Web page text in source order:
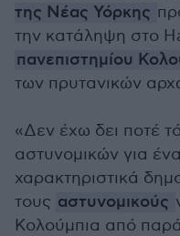
της Νέας Υόρκης
την κατάληψη στο
πανεπιστημίου
των πρυτανικών
«Δεν έχω δει ποτέ
αστυνομικών για
χαρακτηριστικά
τους αστυνομικούς
Κολούμπια από